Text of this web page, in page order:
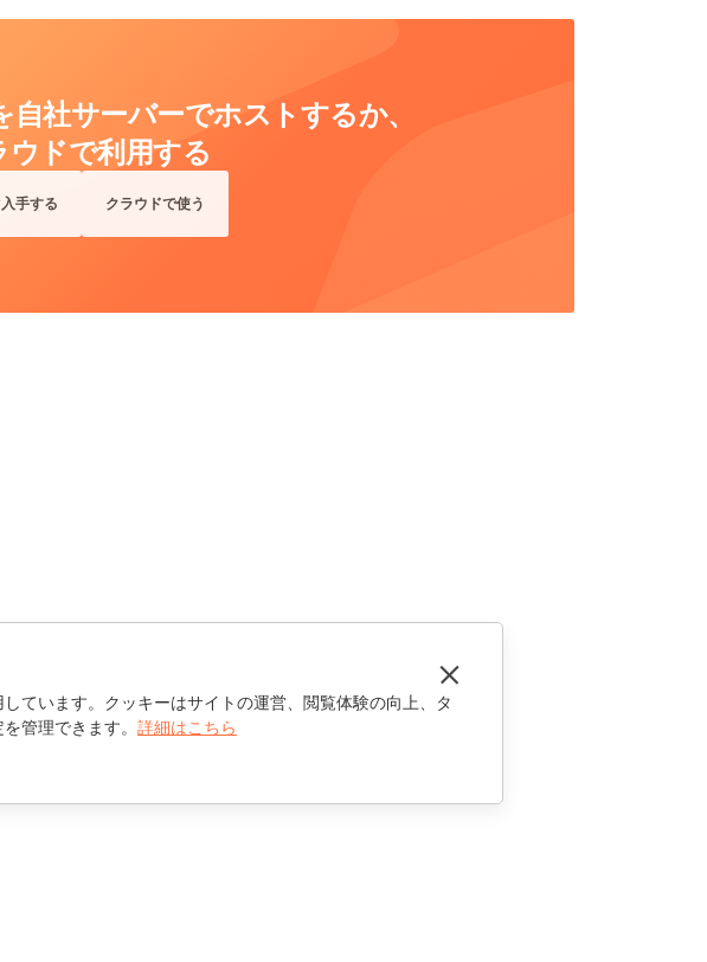
自社サーバーでホストするか、
ウドで利用する
手する クラウドで使う
ています。クッキーはサイトの運営、閲覧体験の向上、タ
管理できます。 詳細はこちら